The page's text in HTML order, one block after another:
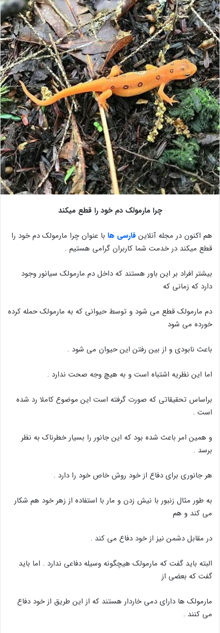
چرا مارمولک دم خود را قطع میکند
هم اکنون در مجله آنلاین فارسی ها با عنوان چرا مارمولک دم خود را
قطع میکند در خدمت شما کاربران گرامی هستیم .
بیشتر افراد بر این باور هستند که داخل دم مارمولک سیانور وجود
دارد که زمانی که
دم مارمولک قطع می شود و توسط حیوانی که به مارمولک حمله کرده
خورده می شود
باعث نابودی و از بین رفتن این حیوان می شود .
اما این نظریه اشتباه است و به هیچ وجه صحت ندارد .
براساس تحقیقاتی که صورت گرفته است این موضوع کاملا رد شده
است .
و همین امر باعث شده بود که این جانور را بسیار خطرناک به نظر
برسد .
هر جانوری برای دفاع از خود روش خاص خود را دارد .
به طور مثال زنبور با نیش زدن و مار با استفاده از زهر خود هم شکار
می کند و هم
در مقابل دشمن نیز از خود دفاع می کند .
البته باید گفت که مارمولک هیچگونه وسیله دفاعی ندارد . اما باید
گفت که بعضی از
مارمولک ها دارای دمی خاردار هستند که از این طریق از خود دفاع
می کنند .